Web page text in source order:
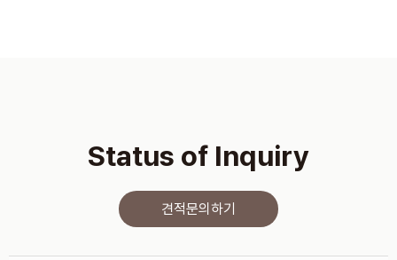
Status of Inquiry
견적문의하기